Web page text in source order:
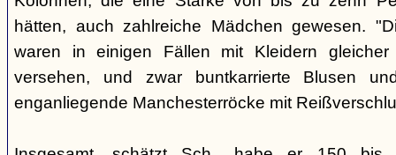
hätten, auch zahlreiche Mädchen gewesen.
waren in einigen Fällen mit Kleidern
versehen, und zwar buntkarrierte Blusen
enganliegende Manchesterröcke mit